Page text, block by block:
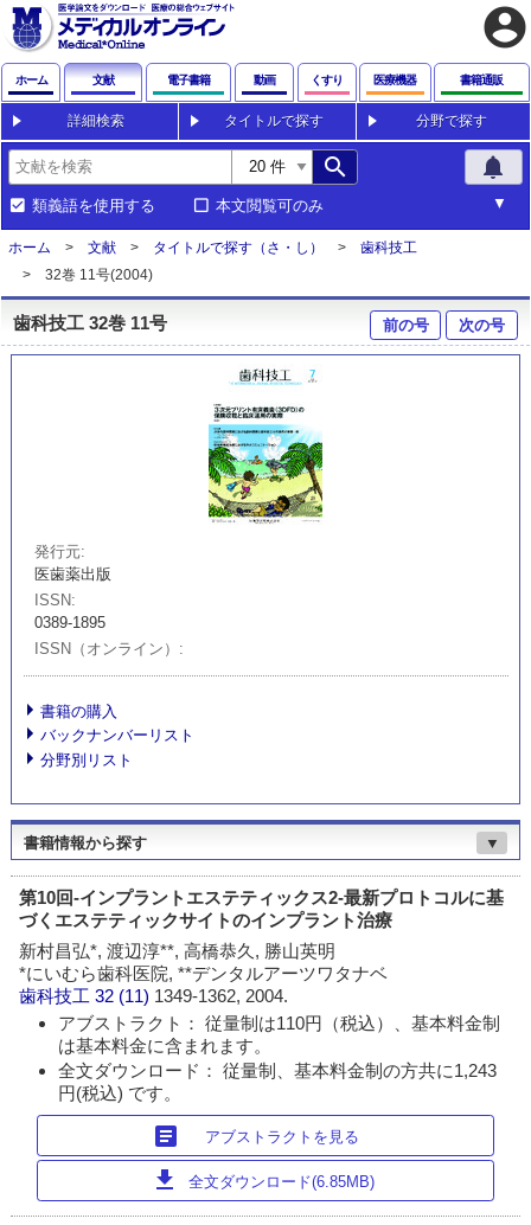
account_circle
ホーム 文献 電子書籍 動画 くすり 医療機器 書籍通販
詳細検索 タイトルで探す 分野で探す
search notifications
類義語を使用する 本文閲覧可のみ
ホーム 文献 タイトルで探す（さ・し）
歯科技工
32巻 11号(2004)
歯科技工 32巻 11号 前の号 次の号
発行元
医歯薬出版
ISSN
0389-1895
ISSN（オンライン）
書籍の購入
バックナンバーリスト
分野別リスト
書籍情報から探す ▼
第10回‐インプラントエステティックス2‐最新プロトコルに基
づくエステティックサイトのインプラント治療
新村昌弘*, 渡辺淳**, 高橋恭久, 勝山英明
*にいむら歯科医院, **デンタルアーツワタナベ
歯科技工 32 (11) 1349-1362, 2004.
アブストラクト： 従量制は110円（税込）、基本料金制
は基本料金に含まれます。
全文ダウンロード： 従量制、基本料金制の方共に1,243
円(税込) です。
article アブストラクトを見る
download 全文ダウンロード(6.85MB)